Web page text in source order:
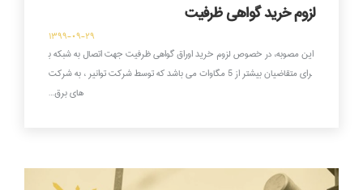
لزوم خرید گواهی ظرفیت
۱۳۹۹-۰۹-۲۹
این مصوبه، در خصوص لزوم خرید اوراق گواهی ظرفیت جهت اتصال به شبکه ب
رای متقاضیان بیشتر از 5 مگاوات می باشد که توسط شرکت توانیر ، به شرکت
های برق…